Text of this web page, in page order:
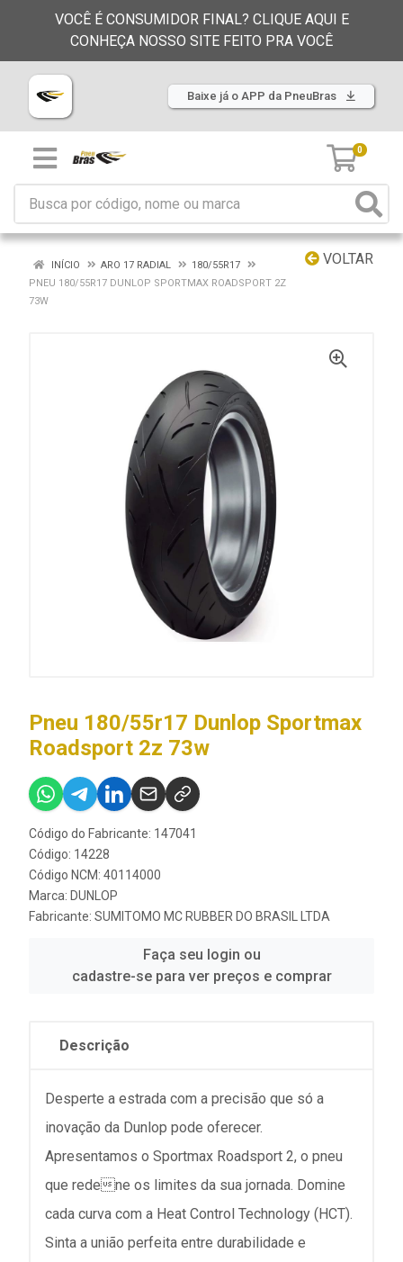
VOCÊ É CONSUMIDOR FINAL? CLIQUE AQUI E
CONHEÇA NOSSO SITE FEITO PRA VOCÊ
Baixe já o APP da PneuBras
0
VOLTAR
INÍCIO ARO 17 RADIAL
180/55R17
PNEU 180/55R17 DUNLOP SPORTMAX ROADSPORT 2Z
73W
Pneu 180/55r17 Dunlop Sportmax
Roadsport 2z 73w
Código do Fabricante: 147041
Código: 14228
Código NCM: 40114000
Marca: DUNLOP
Fabricante: SUMITOMO MC RUBBER DO BRASIL LTDA
Faça seu login ou
cadastre-se para ver preços e comprar
Descrição
Desperte a estrada com a precisão que só a
inovação da Dunlop pode oferecer.
Apresentamos o Sportmax Roadsport 2, o pneu
que redene os limites da sua jornada. Domine
cada curva com a Heat Control Technology (HCT).
Sinta a união perfeita entre durabilidade e